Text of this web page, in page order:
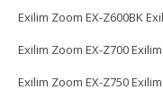
Exilim Zoom EX-Z600BK
Exilim Zoom EX-Z700
Exilim Zoom EX-Z750